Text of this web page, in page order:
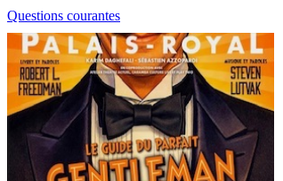
Questions courantes